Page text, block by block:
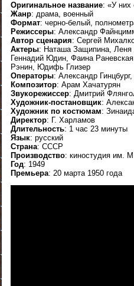
Оригинальное название: «У них
Жанр: драма, военный
Формат: черно-белый,
Режиссеры: Александр
Автор сценария: Сергей
Актеры: Наташа Защипина, Леня
Геннадий Юдин, Фаина
Рэнин, Юдифь Глизер
Операторы: Александр
Композитор: Арам Хачатурян
Звукорежиссер: Дмитрий
Художник-постановщик:
Художник по костюмам:
Директор: Г. Харламов
Длительность: 1 час 23 минуты
Язык: русский
Страна: СССР
Производство: киностудия им.
Год: 1949
Премьера: 20 марта 1950 года